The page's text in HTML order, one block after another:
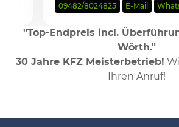
09482/8024825 E-Mail
"Top-Endpreis incl.
Wörth."
30 Jahre KFZ Meisterbetrieb!
Ihren Anruf!